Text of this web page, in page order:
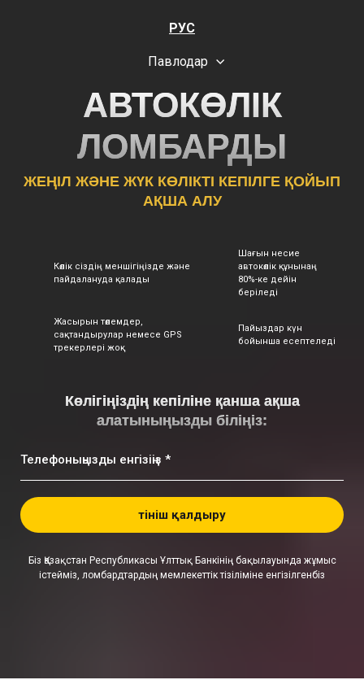
РУС
Павлодар
АВТОКӨЛІК
ЛОМБАРДЫ
ЖЕҢІЛ ЖӘНЕ ЖҮК КӨЛІКТІ КЕПІЛГЕ ҚОЙЫП
АҚША АЛУ
Көлік сіздің меншігіңізде және
пайдалануда қалады
Шағын несие
автокөлік құнынаң
80%-ке дейін
беріледі
Жасырын төлемдер,
сақтандырулар немесе GPS
трекерлері жоқ
Пайыздар күн
бойынша есептеледі
Көлігіңіздің кепіліне қанша ақша
алатыныңызды біліңіз:
Телефоныңызды енгізіңіз *
Өтініш қалдыру
Біз Қазақстан Республикасы Ұлттық Банкінің бақылауында жұмыс
істейміз, ломбардтардың мемлекеттік тізіліміне енгізілгенбіз